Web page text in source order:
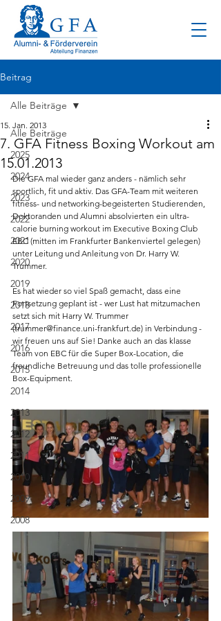
Beitrag
Alle Beiträge
2025
2024
2023
2022
2021
2020
2019
2018
2017
2016
2015
2014
2013
2012
2011
2010
2009
2008
Alle Beiträge
7. GFA Fitness Boxing Workout am
15.01.2013
15. Jan. 2013
Die GFA mal wieder ganz anders - nämlich sehr
sportlich, fit und aktiv. Das GFA-Team mit weiteren
fitness- und networking-begeisterten Studierenden,
Doktoranden und Alumni absolvierten ein ultra-
calorie burning workout im Executive Boxing Club
EBC (mitten im Frankfurter Bankenviertel gelegen)
unter Leitung und Anleitung von Dr. Harry W.
Trummer.
Es hat wieder so viel Spaß gemacht, dass eine
Fortsetzung geplant ist - wer Lust hat mitzumachen
setzt sich mit Harry W. Trummer
(trummer@finance.uni-frankfurt.de) in Verbindung -
wir freuen uns auf Sie! Danke auch an das klasse
Team von EBC für die Super Box-Location, die
freundliche Betreuung und das tolle professionelle
Box-Equipment.